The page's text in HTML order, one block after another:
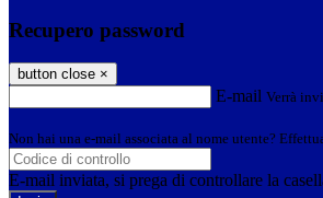
Recupero password
button close ×
E-mail Verrà
Non hai una e-mail associata al nome utente?
E-mail inviata, si prega di controllare la